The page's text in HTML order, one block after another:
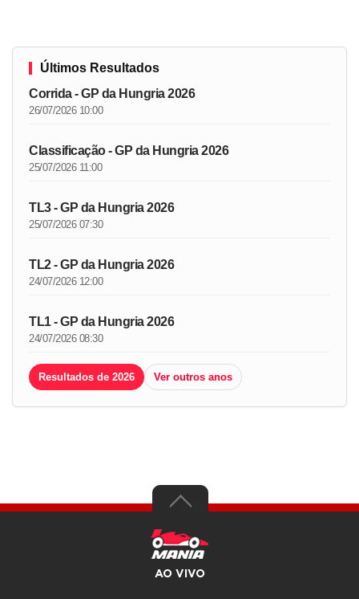
Últimos Resultados
Corrida - GP da Hungria 2026
26/07/2026 10:00
Classificação - GP da Hungria 2026
25/07/2026 11:00
TL3 - GP da Hungria 2026
25/07/2026 07:30
TL2 - GP da Hungria 2026
24/07/2026 12:00
TL1 - GP da Hungria 2026
24/07/2026 08:30
Resultados de 2026 Ver outros anos
AO VIVO